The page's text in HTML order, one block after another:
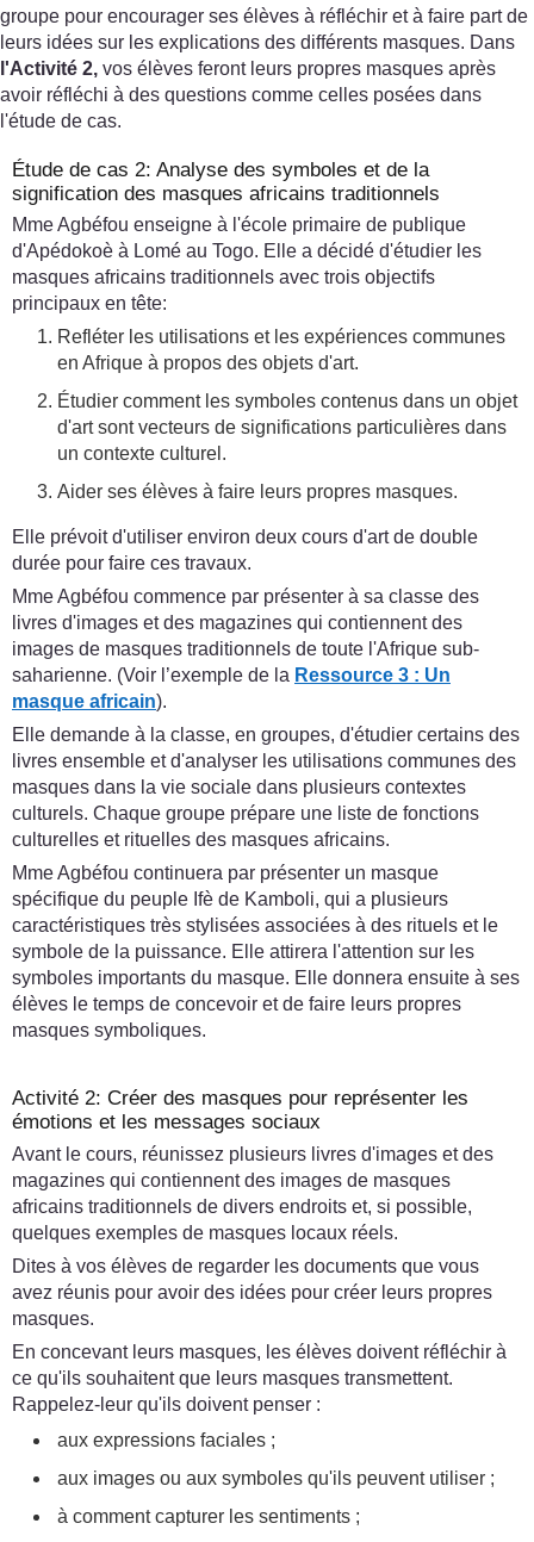
groupe pour encourager ses élèves à réfléchir et à faire part de
leurs idées sur les explications des différents masques. Dans
l'Activité 2, vos élèves feront leurs propres masques après
avoir réfléchi à des questions comme celles posées dans
l'étude de cas.
Étude de cas 2: Analyse des symboles et de la
signification des masques africains traditionnels
Mme Agbéfou enseigne à l'école primaire de publique
d'Apédokoè à Lomé au Togo. Elle a décidé d'étudier les
masques africains traditionnels avec trois objectifs
principaux en tête:
Refléter les utilisations et les expériences communes
en Afrique à propos des objets d'art.
Étudier comment les symboles contenus dans un objet
d'art sont vecteurs de significations particulières dans
un contexte culturel.
Aider ses élèves à faire leurs propres masques.
Elle prévoit d'utiliser environ deux cours d'art de double
durée pour faire ces travaux.
Mme Agbéfou commence par présenter à sa classe des
livres d'images et des magazines qui contiennent des
images de masques traditionnels de toute l'Afrique sub-
saharienne. (Voir l’exemple de la Ressource 3 : Un
masque africain).
Elle demande à la classe, en groupes, d'étudier certains des
livres ensemble et d'analyser les utilisations communes des
masques dans la vie sociale dans plusieurs contextes
culturels. Chaque groupe prépare une liste de fonctions
culturelles et rituelles des masques africains.
Mme Agbéfou continuera par présenter un masque
spécifique du peuple Ifè de Kamboli, qui a plusieurs
caractéristiques très stylisées associées à des rituels et le
symbole de la puissance. Elle attirera l'attention sur les
symboles importants du masque. Elle donnera ensuite à ses
élèves le temps de concevoir et de faire leurs propres
masques symboliques.
Activité 2: Créer des masques pour représenter les
émotions et les messages sociaux
Avant le cours, réunissez plusieurs livres d'images et des
magazines qui contiennent des images de masques
africains traditionnels de divers endroits et, si possible,
quelques exemples de masques locaux réels.
Dites à vos élèves de regarder les documents que vous
avez réunis pour avoir des idées pour créer leurs propres
masques.
En concevant leurs masques, les élèves doivent réfléchir à
ce qu'ils souhaitent que leurs masques transmettent.
Rappelez-leur qu'ils doivent penser :
aux expressions faciales ;
aux images ou aux symboles qu'ils peuvent utiliser ;
à comment capturer les sentiments ;